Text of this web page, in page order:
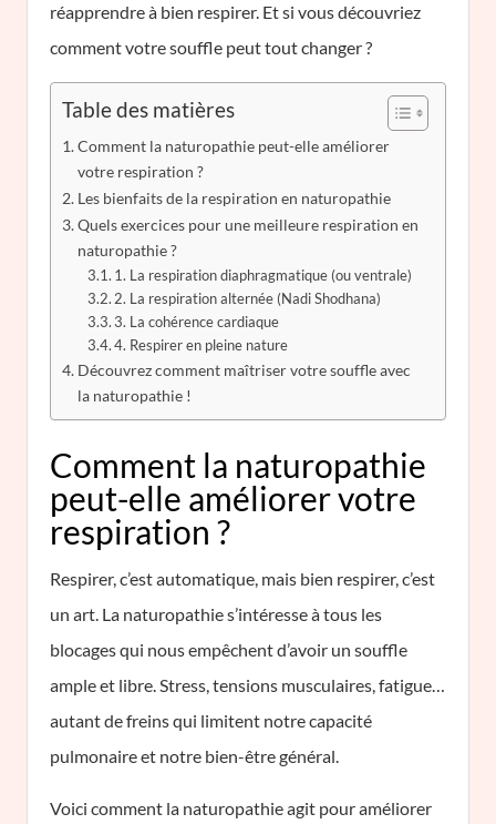
réapprendre à bien respirer. Et si vous découvriez
comment votre souffle peut tout changer ?
Table des matières
Comment la naturopathie peut-elle améliorer
votre respiration ?
Les bienfaits de la respiration en naturopathie
Quels exercices pour une meilleure respiration en
naturopathie ?
1. La respiration diaphragmatique (ou ventrale)
2. La respiration alternée (Nadi Shodhana)
3. La cohérence cardiaque
4. Respirer en pleine nature
Découvrez comment maîtriser votre souffle avec
la naturopathie !
Comment la naturopathie
peut-elle améliorer votre
respiration ?
Respirer, c’est automatique, mais bien respirer, c’est
un art. La naturopathie s’intéresse à tous les
blocages qui nous empêchent d’avoir un souffle
ample et libre. Stress, tensions musculaires, fatigue…
autant de freins qui limitent notre capacité
pulmonaire et notre bien-être général.
Voici comment la naturopathie agit pour améliorer